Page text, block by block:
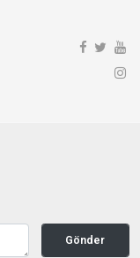
Gönder